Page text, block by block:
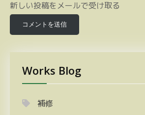
新しい投稿をメールで受け取る
Works Blog
補修